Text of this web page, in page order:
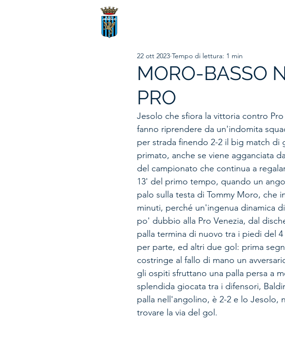
MORO-BASSO
PRO
22 ott 2023 Tempo di lettura: 1 min
Jesolo che sfiora la vittoria contro
fanno riprendere da un'indomita
per strada finendo 2-2 il big match di
primato, anche se viene agganciata
del campionato che continua a
13' del primo tempo, quando un
palo sulla testa di Tommy Moro, che
minuti, perché un'ingenua dinamica
po' dubbio alla Pro Venezia, dal
palla termina di nuovo tra i piedi del
per parte, ed altri due gol: prima
costringe al fallo di mano un
gli ospiti sfruttano una palla persa a
splendida giocata tra i difensori,
palla nell'angolino, è 2-2 e lo Jesolo,
trovare la via del gol.